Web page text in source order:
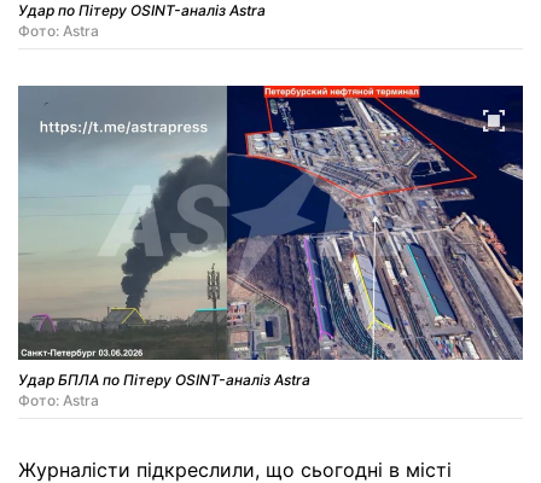
Удар по Пітеру OSINT-аналіз Astra
Фото: Astra
Удар БПЛА по Пітеру OSINT-аналіз Astra
Фото: Astra
Журналісти підкреслили, що сьогодні в місті